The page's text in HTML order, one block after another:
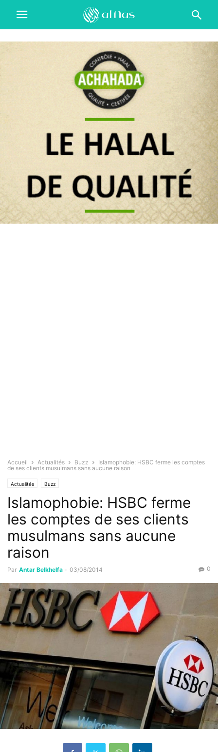
Accueil Actualités Buzz
Islamophobie: HSBC ferme les comptes
de ses clients musulmans sans aucune raison
Actualités Buzz
Islamophobie: HSBC ferme
les comptes de ses clients
musulmans sans aucune
raison
Par Antar Belkhelfa - 03/08/2014 0